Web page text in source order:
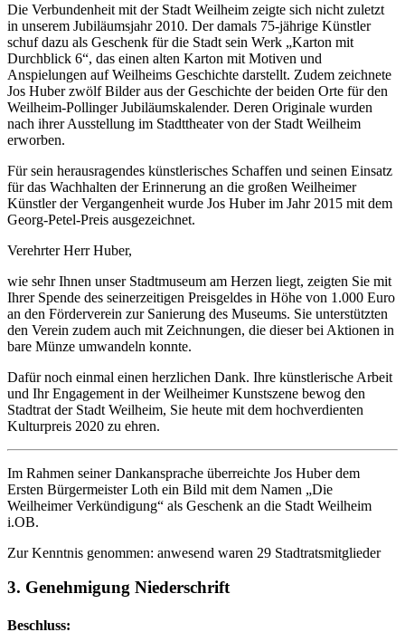
Die Verbundenheit mit der Stadt Weilheim zeigte sich nicht zuletzt
in unserem Jubiläumsjahr 2010. Der damals 75-jährige Künstler
schuf dazu als Geschenk für die Stadt sein Werk „Karton mit
Durchblick 6“, das einen alten Karton mit Motiven und
Anspielungen auf Weilheims Geschichte darstellt. Zudem zeichnete
Jos Huber zwölf Bilder aus der Geschichte der beiden Orte für den
Weilheim-Pollinger Jubiläumskalender. Deren Originale wurden
nach ihrer Ausstellung im Stadttheater von der Stadt Weilheim
erworben.
Für sein herausragendes künstlerisches Schaffen und seinen Einsatz
für das Wachhalten der Erinnerung an die großen Weilheimer
Künstler der Vergangenheit wurde Jos Huber im Jahr 2015 mit dem
Georg-Petel-Preis ausgezeichnet.
Verehrter Herr Huber,
wie sehr Ihnen unser Stadtmuseum am Herzen liegt, zeigten Sie mit
Ihrer Spende des seinerzeitigen Preisgeldes in Höhe von 1.000 Euro
an den Förderverein zur Sanierung des Museums. Sie unterstützten
den Verein zudem auch mit Zeichnungen, die dieser bei Aktionen in
bare Münze umwandeln konnte.
Dafür noch einmal einen herzlichen Dank. Ihre künstlerische Arbeit
und Ihr Engagement in der Weilheimer Kunstszene bewog den
Stadtrat der Stadt Weilheim, Sie heute mit dem hochverdienten
Kulturpreis 2020 zu ehren.
Im Rahmen seiner Dankansprache überreichte Jos Huber dem
Ersten Bürgermeister Loth ein Bild mit dem Namen „Die
Weilheimer Verkündigung“ als Geschenk an die Stadt Weilheim
i.OB.
Zur Kenntnis genommen: anwesend waren 29 Stadtratsmitglieder
3. Genehmigung Niederschrift
Beschluss: